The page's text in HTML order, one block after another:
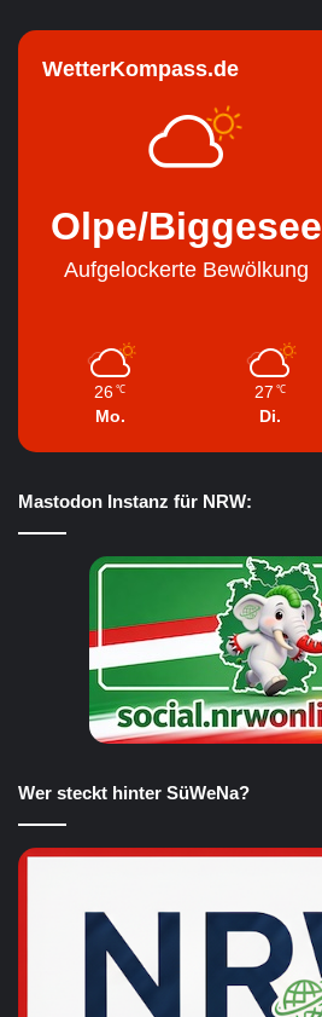
WetterKompass.de
Olpe/Biggesee
Aufgelockerte Bewölkung
26 ℃
Mo.
27 ℃
Di.
Mastodon Instanz für NRW:
Wer steckt hinter SüWeNa?